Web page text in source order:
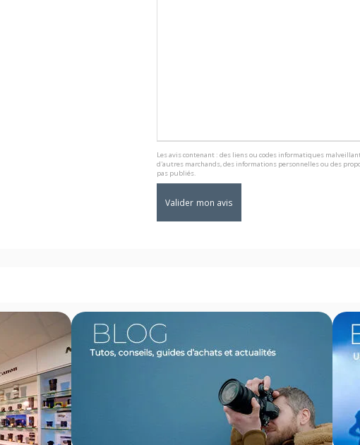
Les avis contenant : des liens ou codes informatiques
d'autres marchands, des informations personnelles ou des
pas publiés.